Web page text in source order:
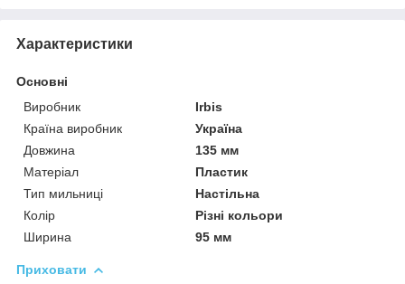
Характеристики
Основні
Виробник
Irbis
Країна виробник
Україна
Довжина
135 мм
Матеріал
Пластик
Тип мильниці
Настільна
Колір
Різні кольори
Ширина
95 мм
Приховати